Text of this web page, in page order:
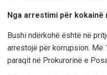
Nga arrestimi për kokainë
Bushi ndërkohë është në
arrestojë për korrupsion. Më
paraqit në Prokurorinë e